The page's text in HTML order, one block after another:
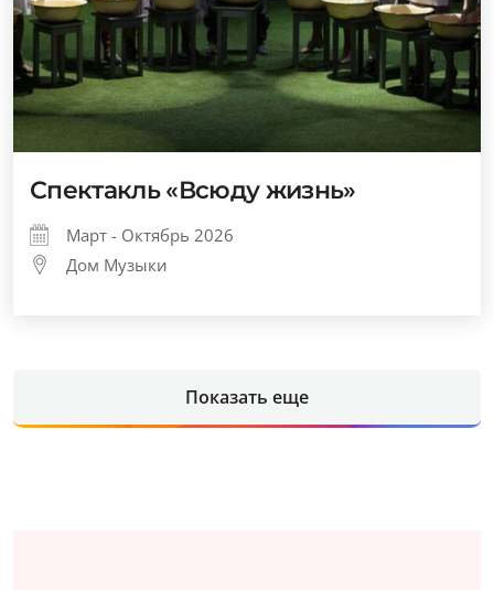
Спектакль «Всюду жизнь»
Март - Октябрь 2026
Дом Музыки
Показать еще